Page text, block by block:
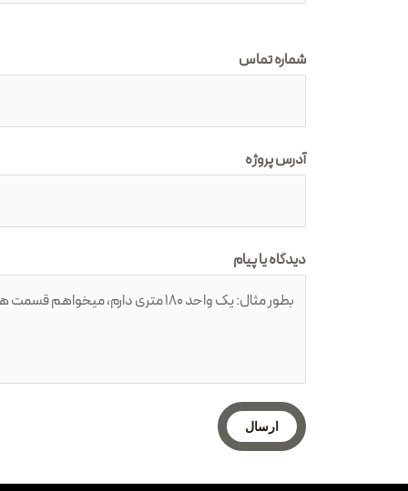
شماره تماس
آدرس پروژه
دیدگاه یا پیام
ارسال